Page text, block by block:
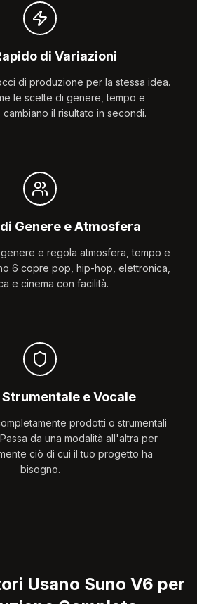
di Variazioni
di produzione per la stessa idea.
le scelte di genere, tempo e
il risultato in secondi.
Genere e Atmosfera
e regola atmosfera, tempo e
6 copre pop, hip-hop, elettronica,
e cinema con facilità.
e Vocale
prodotti o strumentali
da una modalità all'altra per
ciò di cui il tuo progetto ha
bisogno.
Usano Suno V6 per